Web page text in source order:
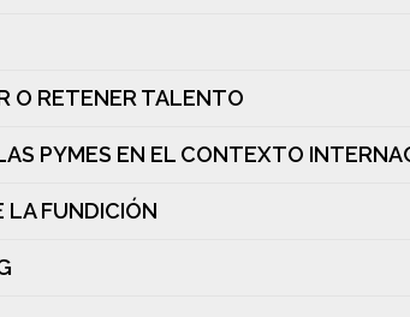
O RETENER TALENTO
PYMES EN EL CONTEXTO
LA FUNDICIÓN